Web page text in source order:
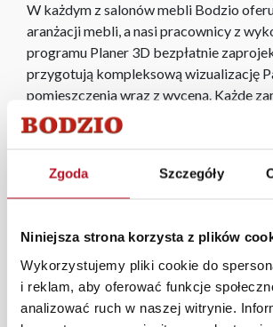
Zgoda Szczegóły
Niniejsza strona korzysta z plików
Wykorzystujemy pliki cookie do
i reklam, aby oferować funkcje
analizować ruch w naszej witrynie.
W każdym z salonów mebli Bodzio
aranżacji mebli, a nasi pracownicy z
programu Planer 3D bezpłatnie
przygotują kompleksową wizualizację
pomieszczenia wraz z wyceną. Każde
złożone w sklepie stacjonarnym
roboczych na terenie całej Polski. W
roboczych, również na terenie całego
zamówienia powyżej 1000 zł
Zdjęcia produktów mają charakter
Rzeczywiste kolory i struktura
się od widocznych na ekranie, zależnie
monitora, rodzaju wyświetlacza i